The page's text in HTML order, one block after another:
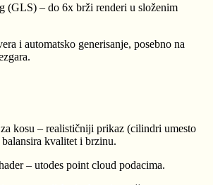
(GLS) – do 6x brži renderi u složenim
i automatsko generisanje, posebno na
kosu – realističniji prikaz (cilindri umesto
kvalitet i brzinu.
– utodes point cloud podacima.